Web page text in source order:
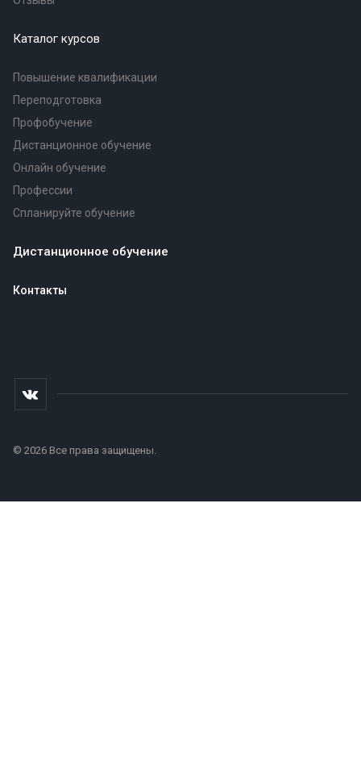
Каталог курсов
Повышение квалификации
Переподготовка
Профобучение
Дистанционное обучение
Онлайн обучение
Профессии
Спланируйте обучение
Дистанционное обучение
Контакты
© 2026 Все права защищены.